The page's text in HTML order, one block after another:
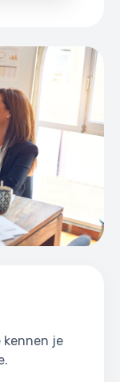
kennen je